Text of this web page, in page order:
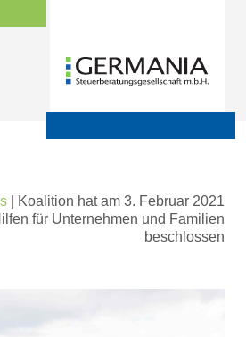
Koalition hat am 3. Februar 2021
für Unternehmen und Familien
beschlossen